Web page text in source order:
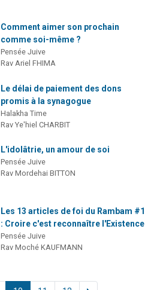
Comment aimer son prochain
comme soi-même ?
Pensée Juive
Rav Ariel FHIMA
Le délai de paiement des dons
promis à la synagogue
Halakha Time
Rav Ye'hiel CHARBIT
L'idolâtrie, un amour de soi
Pensée Juive
Rav Mordehai BITTON
Les 13 articles de foi du Rambam #1
: Croire c'est reconnaître l'Existence
Pensée Juive
Rav Moché KAUFMANN